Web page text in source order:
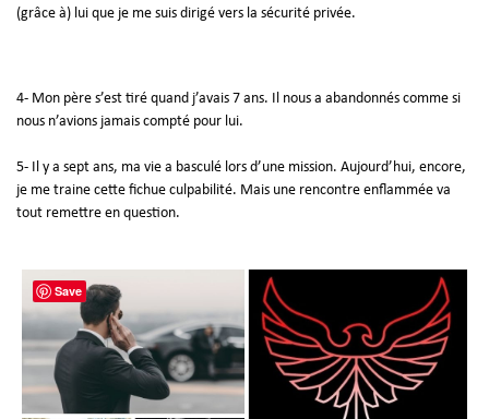
(grâce à) lui que je me suis dirigé vers la sécurité privée.
4- Mon père s’est tiré quand j’avais 7 ans. Il nous a abandonnés comme si
nous n’avions jamais compté pour lui.
5- Il y a sept ans, ma vie a basculé lors d’une mission. Aujourd’hui, encore,
je me traine cette fichue culpabilité. Mais une rencontre enflammée va
tout remettre en question.
Save